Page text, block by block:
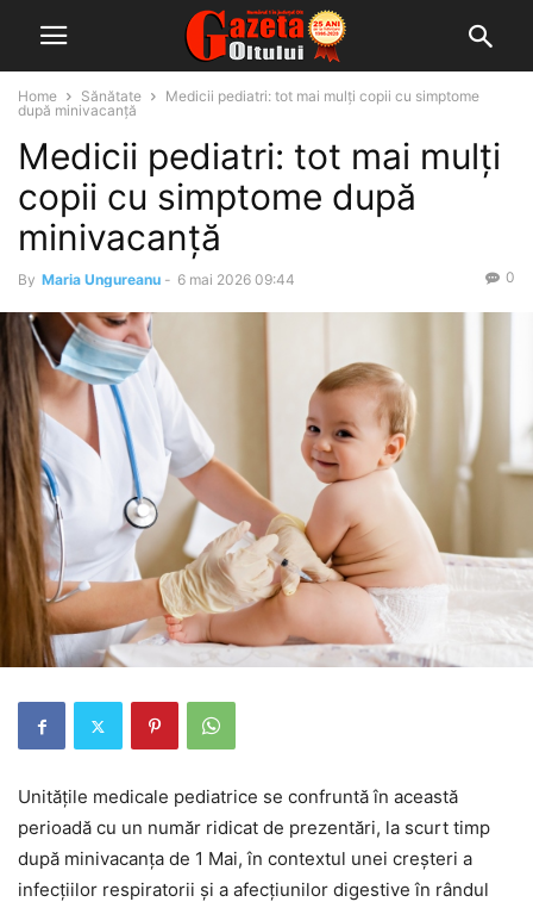
Home Sănătate
Medicii pediatri: tot mai mulți copii cu simptome
după minivacanță
Medicii pediatri: tot mai mulți
copii cu simptome după
minivacanță
By Maria Ungureanu - 6 mai 2026 09:44 0
Unitățile medicale pediatrice se confruntă în această
perioadă cu un număr ridicat de prezentări, la scurt timp
după minivacanța de 1 Mai, în contextul unei creșteri a
infecțiilor respiratorii și a afecțiunilor digestive în rândul